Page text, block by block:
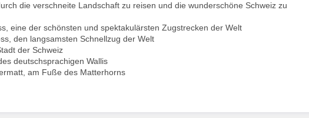
die verschneite Landschaft zu reisen und die wunderschöne Schweiz zu
eine der schönsten und spektakulärsten Zugstrecken der Welt
den langsamsten Schnellzug der Welt
der Schweiz
deutschsprachigen Wallis
am Fuße des Matterhorns